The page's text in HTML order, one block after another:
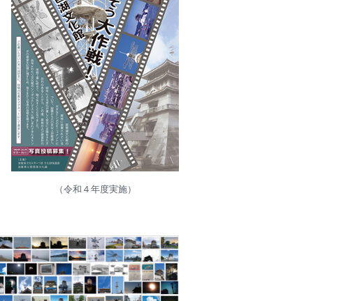
（令和４年度実施）